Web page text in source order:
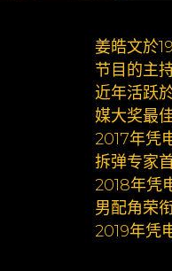
姜皓文於
节目的主
近年活跃
媒大奖最
2017年凭
拆弹专家
2018年凭
男配角荣衔
2019年凭